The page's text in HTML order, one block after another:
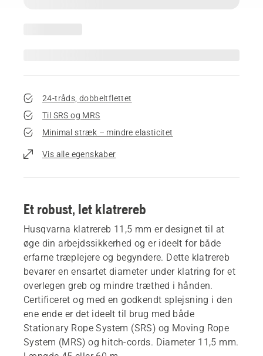
24-tråds, dobbeltflettet
Til SRS og MRS
Minimal stræk – mindre elasticitet
Vis alle egenskaber
Et robust, let klatrereb
Husqvarna klatrereb 11,5 mm er designet til at
øge din arbejdssikkerhed og er ideelt for både
erfarne træplejere og begyndere. Dette klatrereb
bevarer en ensartet diameter under klatring for et
overlegen greb og mindre træthed i hånden.
Certificeret og med en godkendt splejsning i den
ene ende er det ideelt til brug med både
Stationary Rope System (SRS) og Moving Rope
System (MRS) og hitch-cords. Diameter 11,5 mm.